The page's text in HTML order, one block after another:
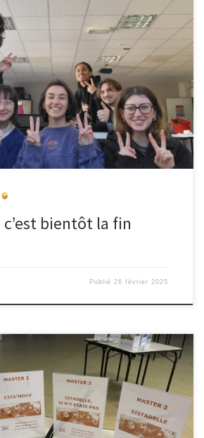
pour définir le terme Résistance
d’autres fantômes. La chasse au
pour rendre visible les luttes rendues
pour une dernière rencontre le 2 avril à
Albrecht ! On vous réserve une balade…
bientôt la fin
Publié 26 février 2025
de projet, l’ensemble des
de Médiation Culturelle des Arts – Master et
avec les étudiant·es du DNMADE en
enseignante et des partenaires